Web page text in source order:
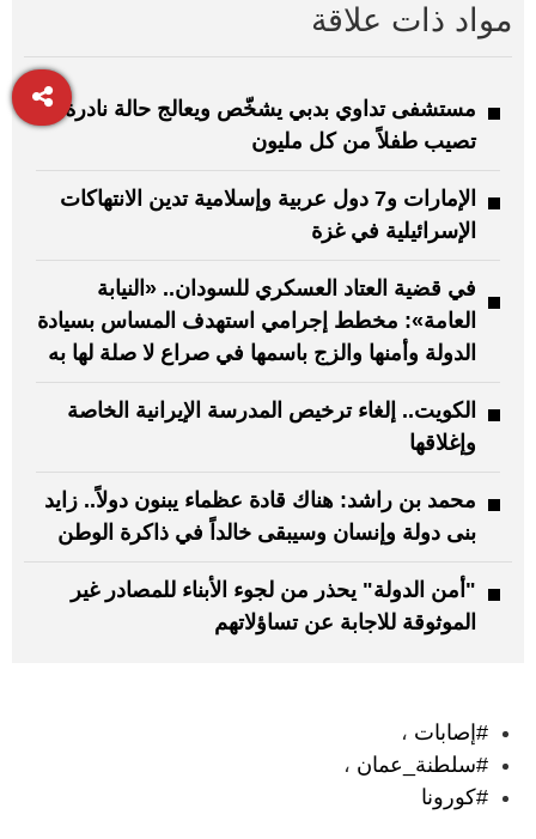
مواد ذات علاقة
مستشفى تداوي بدبي يشخّص ويعالج حالة نادرة
تصيب طفلاً من كل مليون
الإمارات و7 دول عربية وإسلامية تدين الانتهاكات
الإسرائيلية في غزة
في قضية العتاد العسكري للسودان.. «النيابة
العامة»: مخطط إجرامي استهدف المساس بسيادة
الدولة وأمنها والزج باسمها في صراع لا صلة لها به
الكويت.. إلغاء ترخيص المدرسة الإيرانية الخاصة
وإغلاقها
محمد بن راشد: هناك قادة عظماء يبنون دولاً.. زايد
بنى دولة وإنسان وسيبقى خالداً في ذاكرة الوطن
"أمن الدولة" يحذر من لجوء الأبناء للمصادر غير
الموثوقة للاجابة عن تساؤلاتهم
#إصابات ،
#سلطنة_عمان ،
#كورونا